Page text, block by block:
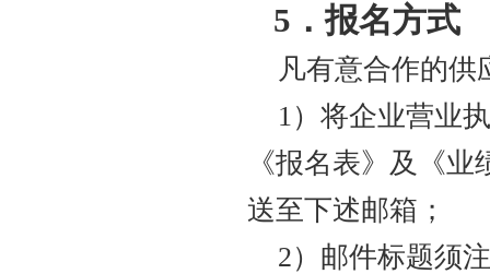
5 ．报名方式
凡有意合作的供
1）将企业营业
《报名表》及《
送至下述邮箱；
2）邮件标题须